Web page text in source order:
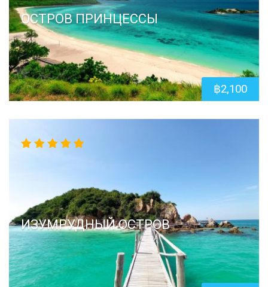
ОСТРОВ ПРИНЦЕССЫ
฿2,100
ИЗУМРУДНЫЙ ОСТРОВ